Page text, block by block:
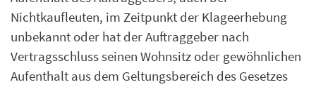
Nichtkaufleuten, im Zeitpunkt der Klageerhebung
unbekannt oder hat der Auftraggeber nach
Vertragsschluss seinen Wohnsitz oder gewöhnlichen
Aufenthalt aus dem Geltungsbereich des Gesetzes